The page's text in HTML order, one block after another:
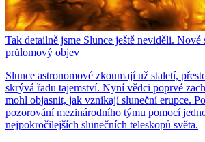
Tak detailně jsme Slunce ještě neviděli.
průlomový objev
Slunce astronomové zkoumají už staletí,
skrývá řadu tajemství. Nyní vědci poprvé
mohl objasnit, jak vznikají sluneční erupce.
pozorování mezinárodního týmu pomocí
nejpokročilejších slunečních teleskopů světa.